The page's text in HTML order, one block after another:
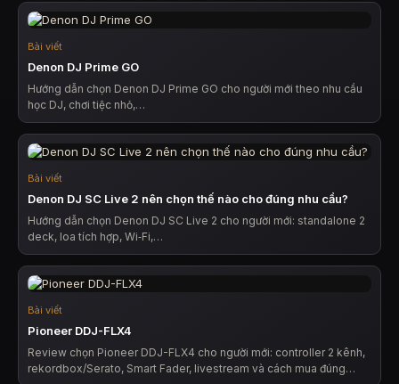
Bài viết
Denon DJ Prime GO
Hướng dẫn chọn Denon DJ Prime GO cho người mới theo nhu cầu
học DJ, chơi tiệc nhỏ,…
Bài viết
Denon DJ SC Live 2 nên chọn thế nào cho đúng nhu cầu?
Hướng dẫn chọn Denon DJ SC Live 2 cho người mới: standalone 2
deck, loa tích hợp, Wi‑Fi,…
Bài viết
Pioneer DDJ-FLX4
Review chọn Pioneer DDJ-FLX4 cho người mới: controller 2 kênh,
rekordbox/Serato, Smart Fader, livestream và cách mua đúng…